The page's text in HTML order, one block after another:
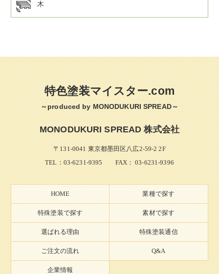
木
特色塗装マイスター.com
～produced by MONODUKURI SPREAD～
MONODUKURI SPREAD 株式会社
〒131-0041 東京都墨田区八広2-59-2 2F
TEL：03-6231-9395FAX： 03-6231-9396
HOME 業種で探す
特殊塗装で探す 素材で探す
選ばれる理由 特殊塗装通信
ご注文の流れ Q&A
企業情報